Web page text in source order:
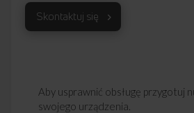
Skontaktuj się
Aby usprawnić obsługę przygotuj
swojego urządzenia.